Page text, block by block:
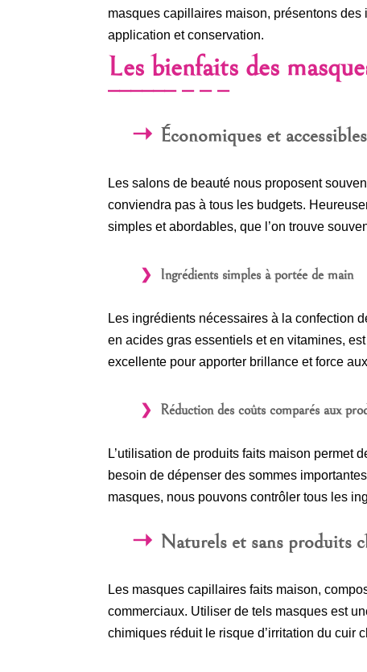
masques capillaires maison, présentons
application et conservation.
Les bienfaits des
Économiques et accessibles
Les salons de beauté nous proposent
conviendra pas à tous les budgets.
simples et abordables, que l’on trouve
Ingrédients simples à portée de main
Les ingrédients nécessaires à la confection
en acides gras essentiels et en vitamines,
excellente pour apporter brillance et force
Réduction des coûts comparés aux
L’utilisation de produits faits maison permet
besoin de dépenser des sommes
masques, nous pouvons contrôler tous les
Naturels et sans produits
Les masques capillaires faits maison,
commerciaux. Utiliser de tels masques est
chimiques réduit le risque d’irritation du cuir